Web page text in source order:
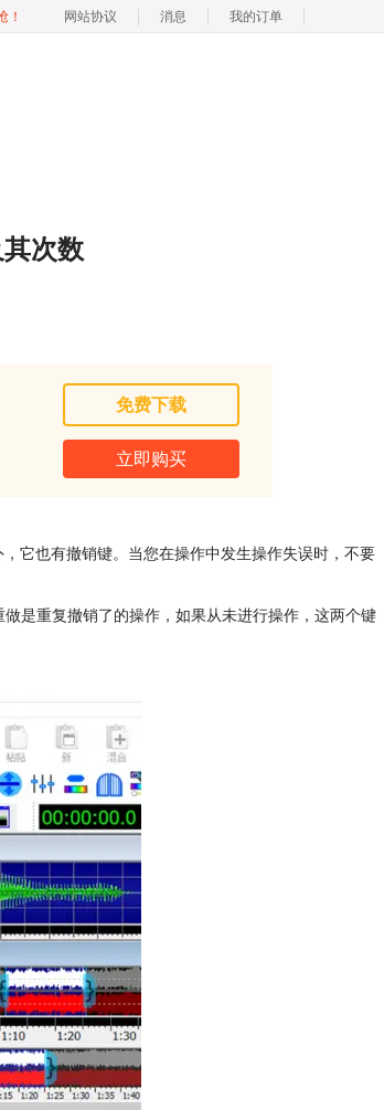
！ 网站协议 消息 我的订单
次数
免费下载
立即购买
它也有撤销键。当您在操作中发生操作失误时，不要
是重复撤销了的操作，如果从未进行操作，这两个键